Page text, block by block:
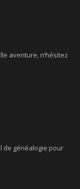
aventure, n’hésitez
de généalogie pour